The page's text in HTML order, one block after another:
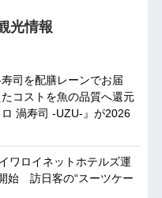
光情報
司を配膳レーンでお届
コストを魚の品質へ還元
渦寿司 -UZU-』が2026
ワロイネットホテルズ運
始 訪日客の“スーツケー